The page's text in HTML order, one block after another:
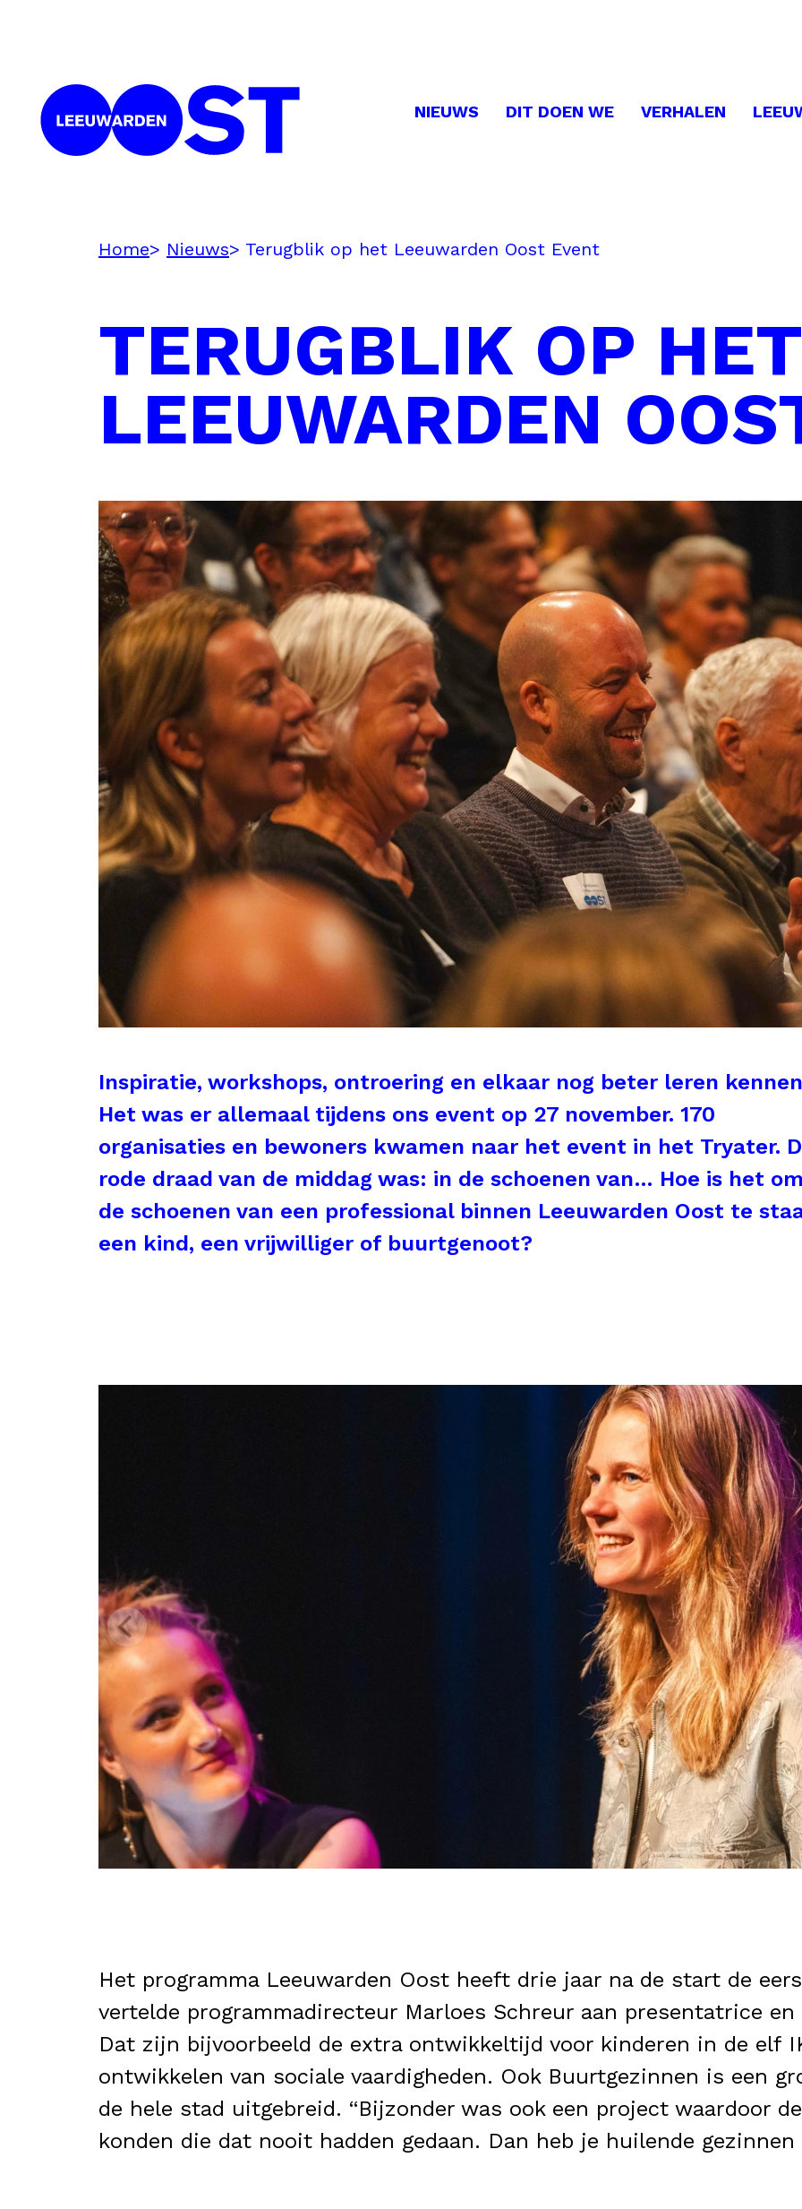
NIEUWS DIT DOEN WE VERHALEN
Home Nieuws Terugblik op het Leeuwarden Oost Event
TERUGBLIK OP HET
LEEUWARDEN
Inspiratie, workshops, ontroering en elkaar nog beter leren
Het was er allemaal tijdens ons event op 27 november. 170
organisaties en bewoners kwamen naar het event in het Tryater.
rode draad van de middag was: in de schoenen van… Hoe is het
de schoenen van een professional binnen Leeuwarden Oost te
een kind, een vrijwilliger of buurtgenoot?
Het programma Leeuwarden Oost heeft drie jaar na de start de
vertelde programmadirecteur Marloes Schreur aan presentatrice
Dat zijn bijvoorbeeld de extra ontwikkeltijd voor kinderen in de elf
ontwikkelen van sociale vaardigheden. Ook Buurtgezinnen is een
de hele stad uitgebreid. “Bijzonder was ook een project waardoor
konden die dat nooit hadden gedaan. Dan heb je huilende gezinnen